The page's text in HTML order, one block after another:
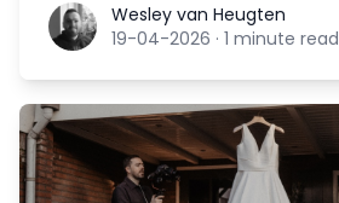
Wesley van Heugten
Wesley van Heugten
19-04-2026 · 1 minute read